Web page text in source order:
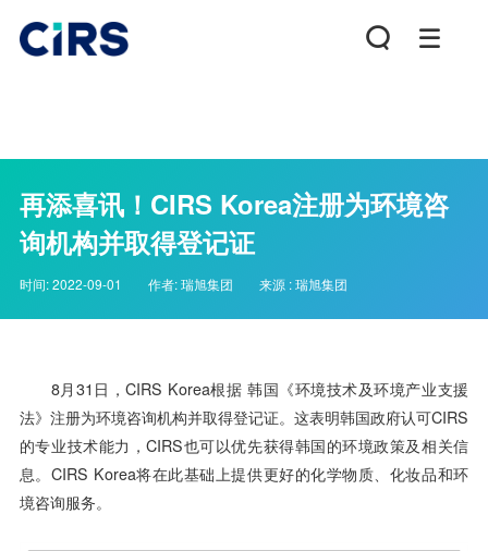
再添喜讯！CIRS Korea注册为环境咨
询机构并取得登记证
时间:2022-09-01 作者:瑞旭集团 来源 :瑞旭集团
8月31日，CIRS Korea根据 韩国《环境技术及环境产业支援
法》注册为环境咨询机构并取得登记证。这表明韩国政府认可CIRS
的专业技术能力，CIRS也可以优先获得韩国的环境政策及相关信
息。CIRS Korea将在此基础上提供更好的化学物质、化妆品和环
境咨询服务。